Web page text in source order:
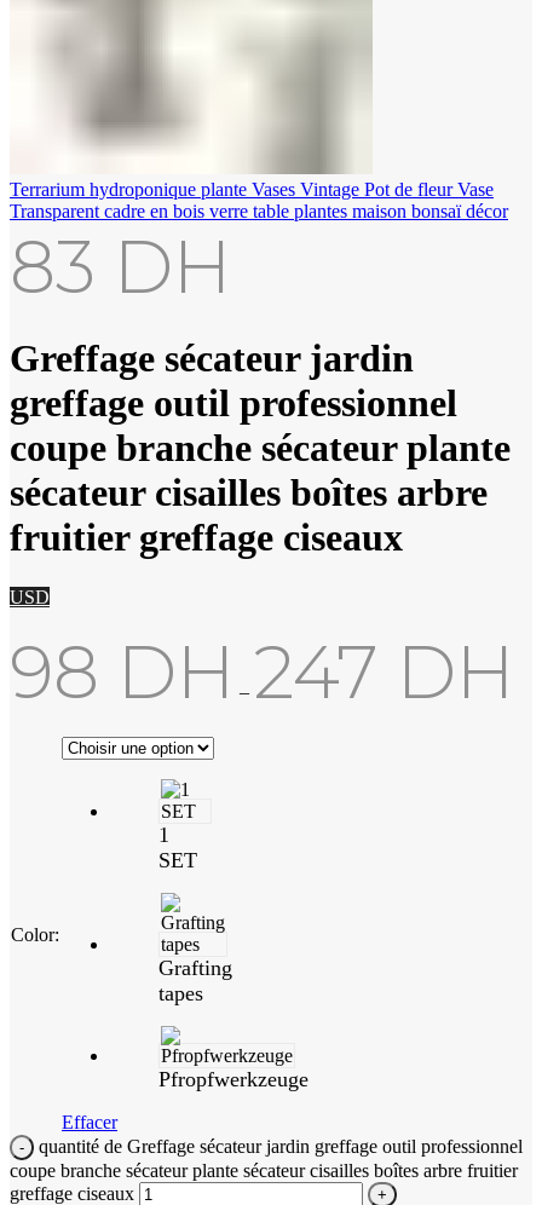
Terrarium hydroponique plante Vases Vintage Pot de fleur Vase
Transparent cadre en bois verre table plantes maison bonsaï décor
83 DH
Greffage sécateur jardin
greffage outil professionnel
coupe branche sécateur plante
sécateur cisailles boîtes arbre
fruitier greffage ciseaux
USD
98 DH – 247 DH
Color:
1
SET
Grafting
tapes
Pfropfwerkzeuge
Effacer
quantité de Greffage sécateur jardin greffage outil professionnel
coupe branche sécateur plante sécateur cisailles boîtes arbre fruitier
greffage ciseaux